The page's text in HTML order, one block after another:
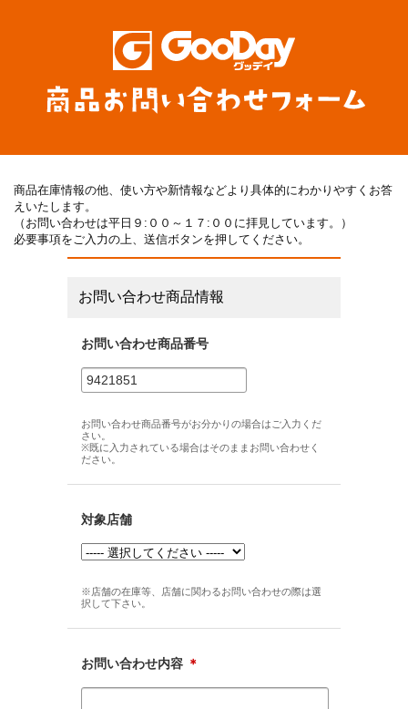
商品在庫情報の他、使い方や新情報などより具体的にわかりやすくお答
えいたします。
（お問い合わせは平日９:００～１７:００に拝見しています。）
必要事項をご入力の上、送信ボタンを押してください。
お問い合わせ商品情報
お問い合わせ商品番号
お問い合わせ商品番号がお分かりの場合はご入力くだ
さい。
※既に入力されている場合はそのままお問い合わせく
ださい。
対象店舗
※店舗の在庫等、店舗に関わるお問い合わせの際は選
択して下さい。
お問い合わせ内容 ＊